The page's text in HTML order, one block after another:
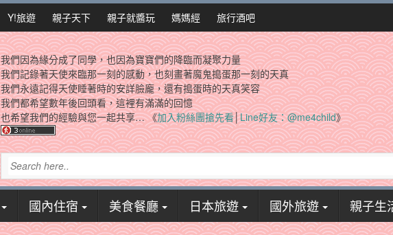
Y!旅遊 親子天下 親子就醬玩 媽媽經 旅行酒吧
我們因為緣分成了同學，也因為寶寶們的降臨而凝聚力量
我們記錄著天使來臨那一刻的感動，也刻畫著魔鬼搗蛋那一刻的天真
我們永遠記得天使睡著時的安詳臉龐，還有搗蛋時的天真笑容
我們都希望數年後回頭看，這裡有滿滿的回憶
也希望我們的經驗與您一起共享… 《加入粉絲團搶先看│Line好友：@me4child》
國內住宿 美食餐廳 日本旅遊 國外旅遊 親子生